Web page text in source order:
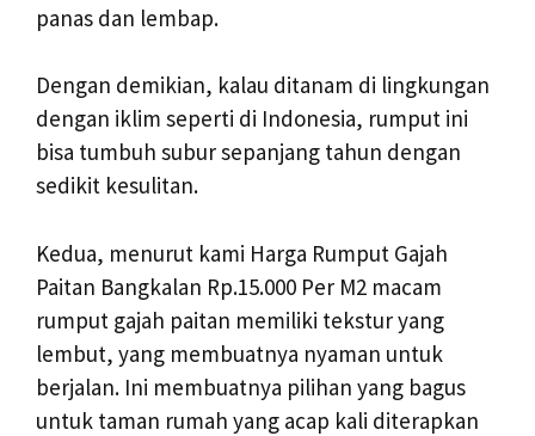
panas dan lembap.
Dengan demikian, kalau ditanam di lingkungan
dengan iklim seperti di Indonesia, rumput ini
bisa tumbuh subur sepanjang tahun dengan
sedikit kesulitan.
Kedua, menurut kami Harga Rumput Gajah
Paitan Bangkalan Rp.15.000 Per M2 macam
rumput gajah paitan memiliki tekstur yang
lembut, yang membuatnya nyaman untuk
berjalan. Ini membuatnya pilihan yang bagus
untuk taman rumah yang acap kali diterapkan